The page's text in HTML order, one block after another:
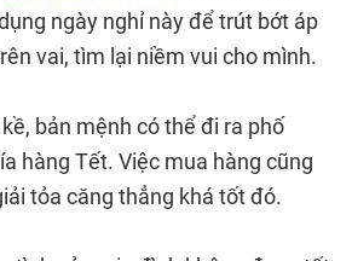
ngày nghỉ này để trút bớt áp
vai, tìm lại niềm vui cho mình.
bản mệnh có thể đi ra phố
hàng Tết. Việc mua hàng cũng
tỏa căng thẳng khá tốt đó.